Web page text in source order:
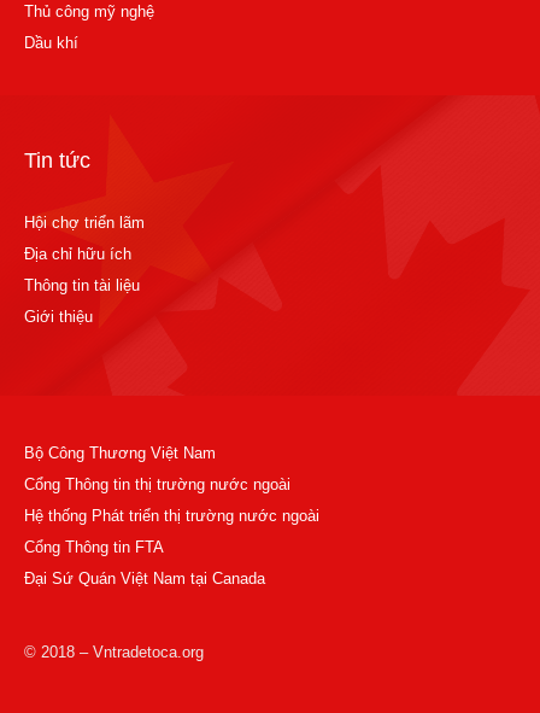
Thủ công mỹ nghệ
Dầu khí
Tin tức
Hội chợ triển lãm
Địa chỉ hữu ích
Thông tin tài liệu
Giới thiệu
Bộ Công Thương Việt Nam
Cổng Thông tin thị trường nước ngoài
Hệ thống Phát triển thị trường nước ngoài
Cổng Thông tin FTA
Đại Sứ Quán Việt Nam tại Canada
© 2018 – Vntradetoca.org